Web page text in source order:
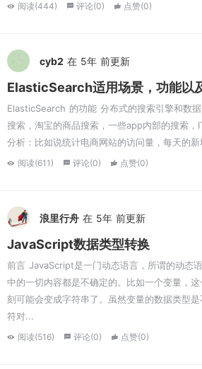
阅读(444) 评论(0) 点赞(0)
cyb2 在 5年 前更新
ElasticSearch适用场景，功能以
ElasticSearch 的功能 分布式的搜索引擎和数
搜索，淘宝的商品搜索，一些app内部的搜索，
分析：比如说统计电商网站的访问量，每天的
阅读(611) 评论(0) 点赞(0)
浪里行舟 在 5年 前更新
JavaScript数据类型转换
前言 JavaScript是一门动态语言，所谓的动态
中的一切内容都是不确定的。比如一个变量，
刻可能会变成字符串了。虽然变量的数据类型
符对...
阅读(516) 评论(0) 点赞(0)